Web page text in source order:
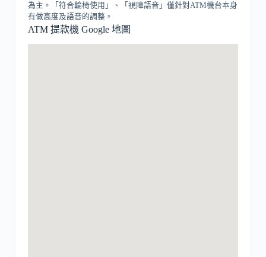
為主。「符合輪椅使用」、「視障語音」僅針對ATM機台本身
有做高度及語音的調整。
ATM 提款機 Google 地圖